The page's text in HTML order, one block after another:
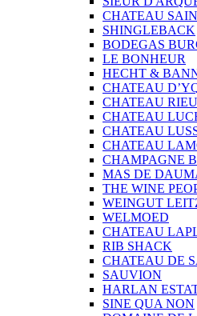
CHATEAU
SHINGLEBACK
BODEGAS
LE BONHEUR
HECHT &
CHATEAU
CHATEAU
CHATEAU
CHATEAU
CHATEAU
CHAMPAGNE
MAS DE
THE WINE
WEINGUT
WELMOED
CHATEAU
RIB SHACK
CHATEAU DE
SAUVION
HARLAN
SINE QUA NON